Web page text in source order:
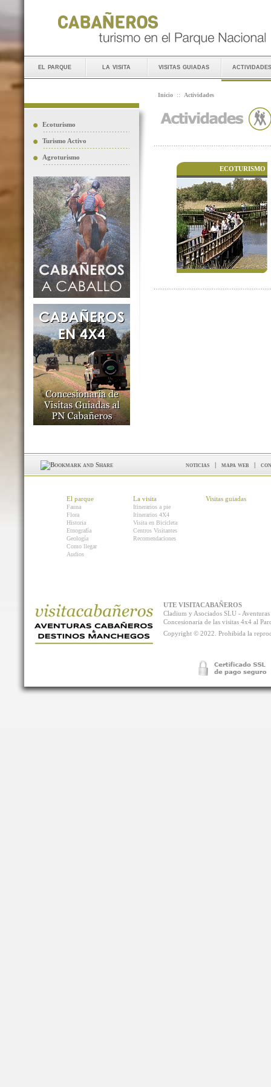
el parque la visita visitas guiadas actividades
Ecoturismo
Turismo Activo
Agroturismo
Inicio :: Actividades
ECOTURISMO
noticias | mapa web |
El parque
Fauna
Flora
Historia
Etnografía
Geología
Como llegar
Audios
La visita
Itinerarios a pie
Itinerarios 4X4
Visita en Bicicleta
Centros Visitantes
Recomendaciones
Visitas guiadas
UTE VISITACABAÑEROS
Cladium y Asociados SLU -
Concesionaria de las visitas 4x4 al
Copyright © 2022. Prohibida la